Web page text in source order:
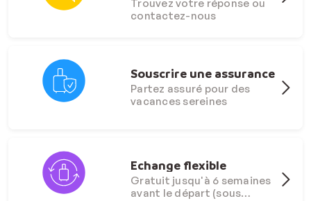
Trouvez votre réponse ou
contactez-nous
Souscrire une assurance
Partez assuré pour des
vacances sereines
Echange flexible
Gratuit jusqu'à 6 semaines
avant le départ (sous